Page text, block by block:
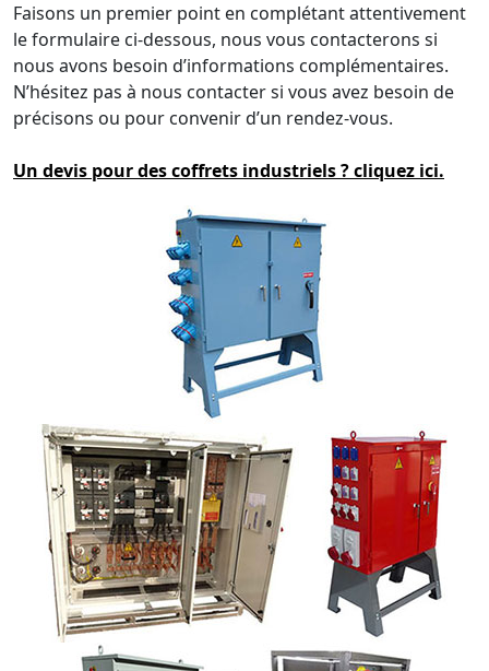
Faisons un premier point en complétant attentivement
le formulaire ci-dessous, nous vous contacterons si
nous avons besoin d’informations complémentaires.
N’hésitez pas à nous contacter si vous avez besoin de
précisons ou pour convenir d’un rendez-vous.
Un devis pour des coffrets industriels ? cliquez ici.